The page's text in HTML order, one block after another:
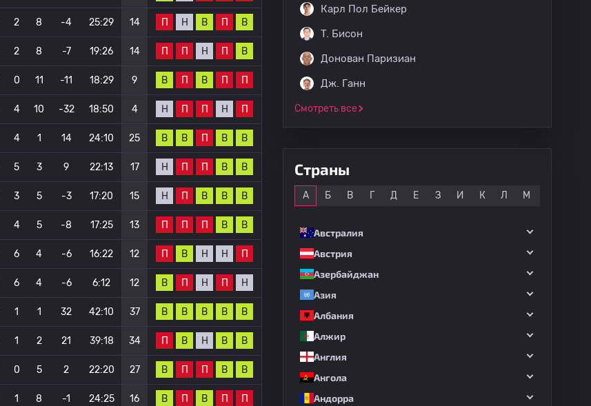
2 8 -4 25:29 14 П Н В П В
2 8 -7 19:26 14 П П Н П В
0 11 -11 18:29 9 В П В П П
4 10 -32 18:50 4 Н П П Н П
4 1 14 24:10 25 В В П В В
5 3 9 22:13 17 Н П П В В
3 5 -3 17:20 15 Н П В В В
4 5 -8 17:25 13 П П П В В
6 4 -6 16:22 12 П В Н Н П
6 4 -6 6:12 12 В П Н П Н
1 1 32 42:10 37 В В В В В
1 2 21 39:18 34 П В Н В В
0 5 2 22:20 27 В П П В В
1 8 -1 24:25 16 В П В П П
Карл Пол Бейкер
T. Бисон
Донован Паризиан
Дж. Ганн
Смотреть все
Страны
А Б В Г Д Е З И К Л М
Австралия
Австрия
Азербайджан
Азия
Албания
Алжир
Англия
Ангола
Андорра